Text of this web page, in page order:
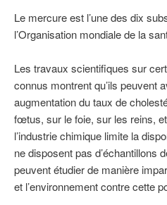
Le mercure est l’une des dix
l’Organisation mondiale de la
Les travaux scientifiques sur
connus montrent qu’ils peuvent
augmentation du taux de
fœtus, sur le foie, sur les reins,
l’industrie chimique limite la
ne disposent pas d’échantillons
peuvent étudier de manière
et l’environnement contre cette